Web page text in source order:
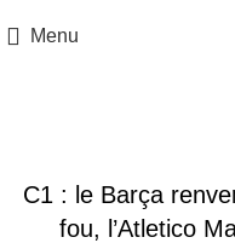
Menu
C1 : le Barça
fou, l’Atletico